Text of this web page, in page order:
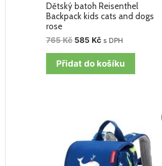
Dětský batoh Reisenthel
Backpack kids cats and dogs
rose
765Kč 585 Kč s DPH
Přidat do košíku
765 Kč.
cena
je:
585 Kč.